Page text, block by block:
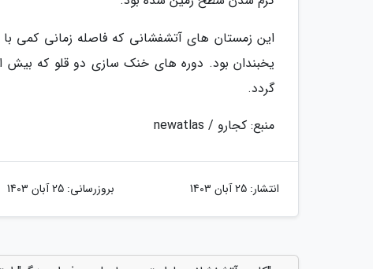
این زمستان های آتشفشانی که فاصله زمانی کمی
گردد.
منبع: کجارو / newatlas
انتشار: 25 آبان 1403 بروزرسانی: 25 آبان 1403